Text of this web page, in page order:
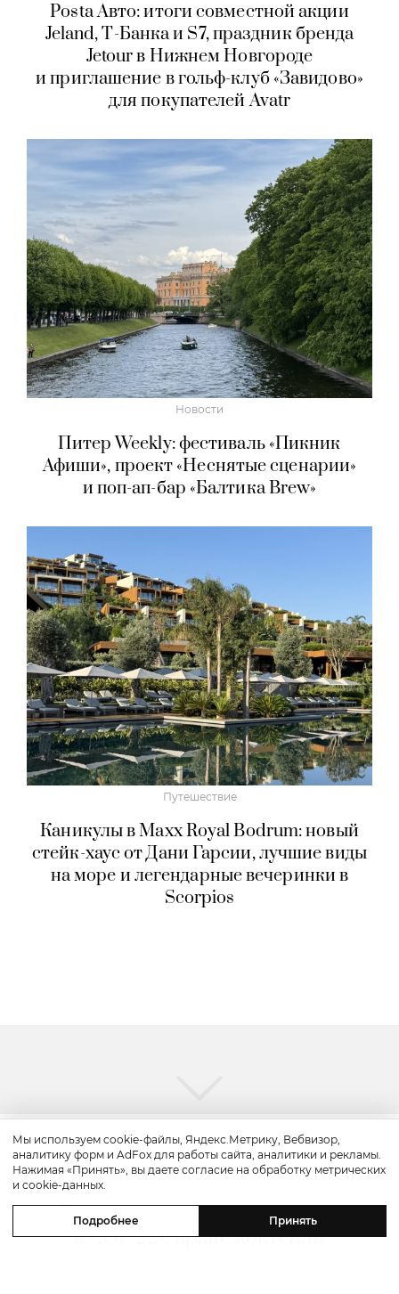
Posta Авто: итоги совместной акции
Jeland, Т-Банка и S7, праздник бренда
Jetour в Нижнем Новгороде
и приглашение в гольф-клуб «Завидово»
для покупателей Avatr
Новости
Питер Weekly: фестиваль «Пикник
Афиши», проект «Неснятые сценарии»
и поп-ап-бар «Балтика Brew»
Путешествие
Каникулы в Maxx Royal Bodrum: новый
стейк-хаус от Дани Гарсии, лучшие виды
на море и легендарные вечеринки в
Scorpios
Вкус
Едим не дома: сезонное меню
в «ЮГ 22», яркие коктейли
Мы используем cookie-файлы, Яндекс.Метрику, Вебвизор,
аналитику форм и AdFox для работы сайта, аналитики и рекламы.
Нажимая «Принять», вы даете согласие на обработку метрических
и cookie-данных.
Подробнее Принять